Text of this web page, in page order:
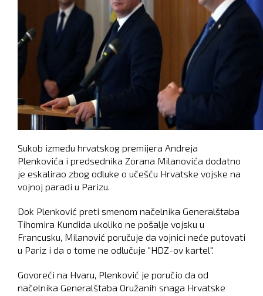
Sukob između hrvatskog premijera Andreja
Plenkovića i predsednika Zorana Milanovića dodatno
je eskalirao zbog odluke o učešću Hrvatske vojske na
vojnoj paradi u Parizu.
Dok Plenković preti smenom načelnika Generalštaba
Tihomira Kundida ukoliko ne pošalje vojsku u
Francusku, Milanović poručuje da vojnici neće putovati
u Pariz i da o tome ne odlučuje "HDZ-ov kartel".
Govoreći na Hvaru, Plenković je poručio da od
načelnika Generalštaba Oružanih snaga Hrvatske